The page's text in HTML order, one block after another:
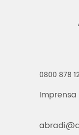
0800 878
Imprensa